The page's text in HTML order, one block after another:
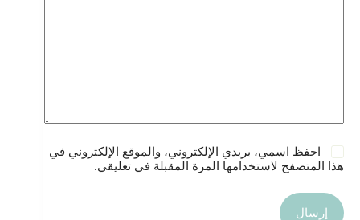
احفظ اسمي، بريدي الإلكتروني، والموقع الإلكتروني في
هذا المتصفح لاستخدامها المرة المقبلة في تعليقي.
إرسال